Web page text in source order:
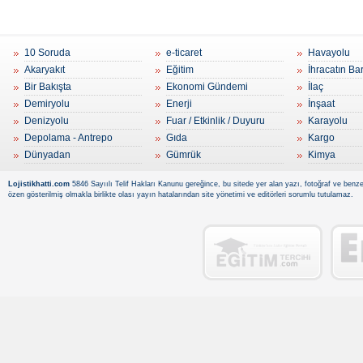
10 Soruda
Akaryakıt
Bir Bakışta
Demiryolu
Denizyolu
Depolama - Antrepo
Dünyadan
e-ticaret
Eğitim
Ekonomi Gündemi
Enerji
Fuar / Etkinlik / Duyuru
Gıda
Gümrük
Havayolu
İhracatın
İlaç
İnşaat
Karayolu
Kargo
Kimya
Lojistikhatti.com 5846 Sayıılı Telif Hakları Kanunu gereğince, bu sitede yer alan yazı, fotoğraf ve
özen gösterilmiş olmakla birlikte olası yayın hatalarından site yönetimi ve editörleri sorumlu tutulamaz.